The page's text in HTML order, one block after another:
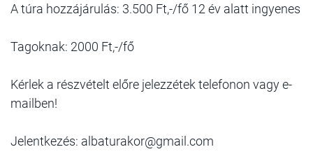
A túra hozzájárulás: 3.500 Ft,-/fő 12 év alatt ingyenes
Tagoknak: 2000 Ft,-/fő
Kérlek a részvételt előre jelezzétek telefonon vagy e-
mailben!
Jelentkezés: albaturakor@gmail.com